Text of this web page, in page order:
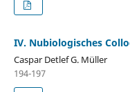
IV. Nubiologisches
Caspar Detlef G. Müller
194-197